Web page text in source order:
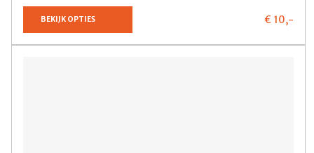
BEKIJK OPTIES € 10,-